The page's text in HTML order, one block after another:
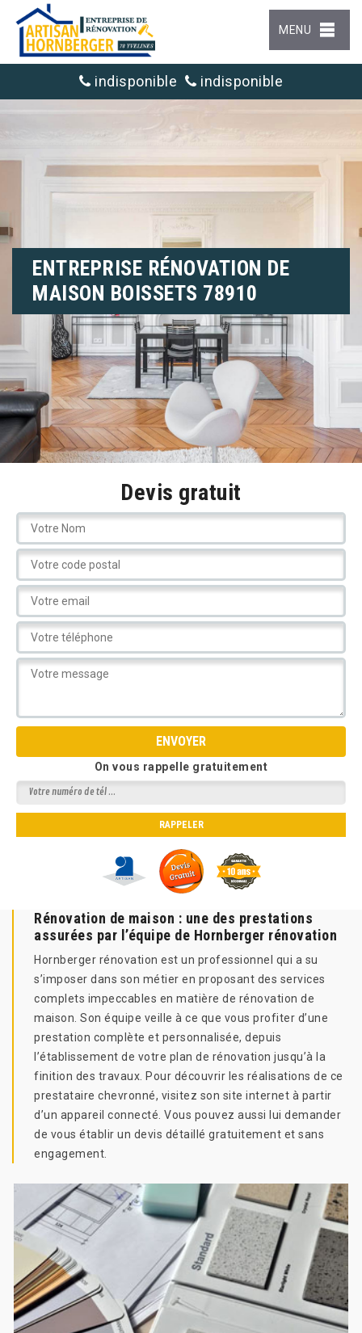
MENU
indisponible indisponible
ENTREPRISE RÉNOVATION DE
MAISON BOISSETS 78910
Devis gratuit
On vous rappelle gratuitement
Rénovation de maison : une des prestations
assurées par l’équipe de Hornberger rénovation
Hornberger rénovation est un professionnel qui a su
s’imposer dans son métier en proposant des services
complets impeccables en matière de rénovation de
maison. Son équipe veille à ce que vous profiter d’une
prestation complète et personnalisée, depuis
l’établissement de votre plan de rénovation jusqu’à la
finition des travaux. Pour découvrir les réalisations de ce
prestataire chevronné, visitez son site internet à partir
d’un appareil connecté. Vous pouvez aussi lui demander
de vous établir un devis détaillé gratuitement et sans
engagement.